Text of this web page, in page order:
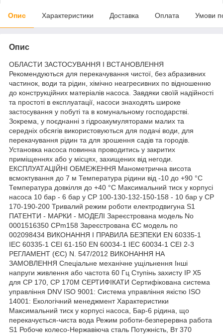
Опис Характеристики Доставка Оплата Умови
Опис
ОБЛАСТИ ЗАСТОСУВАННЯ І ВСТАНОВЛЕННЯ
Рекомендуються для перекачування чистої, без абразивних
частинок, води та рідин, хімічно неагресивних по відношенню
до конструкційних матеріалів насоса. Завдяки своїй надійності
та простоті в експлуатації, насоси знаходять широке
застосування у побуті та в комунальному господарстві.
Зокрема, у поєднанні з гідроакумуляторами малих та
середніх обсягів використовуються для подачі води, для
перекачування рідин та для зрошення садів та городів.
Установка насоса повинна проводитись у закритих
приміщеннях або у місцях, захищених від негоди.
ЕКСПЛУАТАЦІЙНІ ОБМЕЖЕННЯ Манометрична висота
всмоктування до 7 м Температура рідини від -10 до +90 °C
Температура довкілля до +40 °C Максимальний тиск у корпусі
насоса 10 бар - 6 бар у CP 100-130-132-150-158 - 10 бар у CP
170-190-200 Тривалий режим роботи електродвигуна S1
ПАТЕНТИ - МАРКИ - МОДЕЛІ Зареєстрована модель No
0001516350 CPm158 Зареєстрована ЄС модель no
002098434 ВИКОНАННЯ І ПРАВИЛА БЕЗПЕКИ EN 60335-1
IEC 60335-1 CEI 61-150 EN 60034-1 IEC 60034-1 CEI 2-3
РЕГЛАМЕНТ (ЄС) N. 547/2012 ВИКОНАННЯ НА
ЗАМОВЛЕННЯ Спеціальне механічне ущільнення Інші
напруги живлення або частота 60 Гц Ступінь захисту IP X5
для CP 170, CP 170M СЕРТИФІКАТИ Сертифікована система
управління DNV ISO 9001: Система управління якістю ISO
14001: Екологічний менеджмент Характеристики
Максимальний тиск у корпусі насоса, Бар-6 рідина, що
перекачується-чиста вода Режим роботи-безперервна работа
S1 Робоче колесо-Нержавіюча сталь Потужність, Вт 370